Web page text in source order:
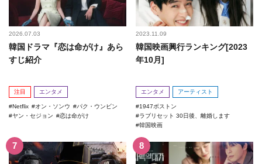
2026.07.03
韓国ドラマ『恋は命がけ』あら
すじ紹介
注目 エンタメ
Netflix オン・ソンウ
パク・ウンビン
ヤン・セジョン
恋は命がけ
2023.11.09
韓国映画興行ランキング[2023
年10月]
エンタメ アーティスト
1947ボストン
ラブリセット 30日後、離婚します
韓国映画